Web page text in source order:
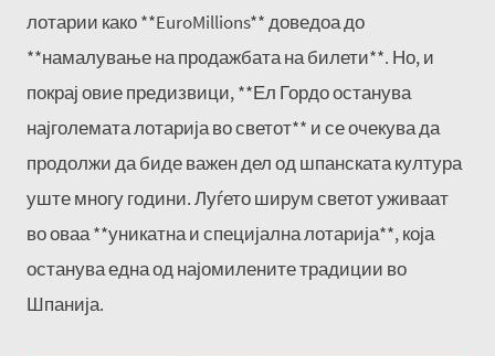
лотарии како **EuroMillions** доведоа до
**намалување на продажбата на билети**. Но, и
покрај овие предизвици, **Ел Гордо останува
најголемата лотарија во светот** и се очекува да
продолжи да биде важен дел од шпанската култура
уште многу години. Луѓето ширум светот уживаат
во оваа **уникатна и специјална лотарија**, која
останува една од најомилените традиции во
Шпанија.